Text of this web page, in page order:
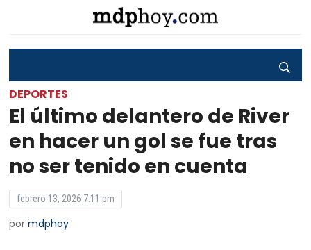
DEPORTES
El último delantero de River
en hacer un gol se fue tras
no ser tenido en cuenta
febrero 13, 2026 7:11 pm
pormdphoy